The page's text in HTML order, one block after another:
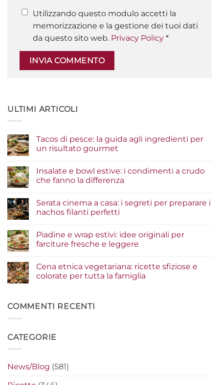
Utilizzando questo modulo accetti la
memorizzazione e la gestione dei tuoi dati
da questo sito web. Privacy Policy *
ULTIMI ARTICOLI
Tacos di pesce: la guida agli ingredienti per
un risultato gourmet
su
Tacos
di
guida
agli
ingredienti
risultato
gourmet
Insalate e bowl estive: i condimenti a crudo
che fanno la differenza
su
Insalate
e
condimenti
a
fanno
la
differenza
Serata cinema a casa: i segreti per preparare i
nachos filanti perfetti
su
Serata
cinema
i
segreti
per
filanti
perfetti
Piadine e wrap estivi: idee originali per
farciture fresche e leggere
su
Piadine
e
originali
per
leggere
Cena etnica vegetariana: ricette sfiziose e
colorate per tutta la famiglia
Cena
etnica
e
la
famiglia
COMMENTI RECENTI
CATEGORIE
News/Blog (581)